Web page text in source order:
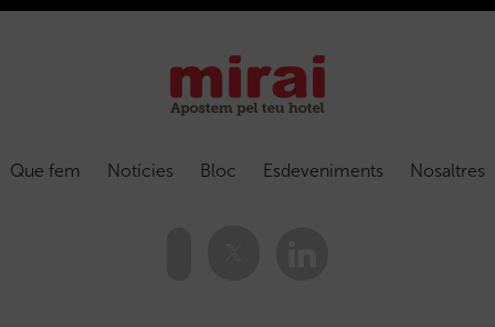
Que fem Notícies Bloc Esdeveniments Nosaltres